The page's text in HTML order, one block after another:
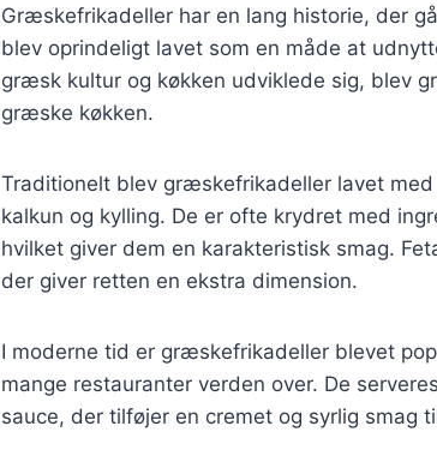
Græskefrikadeller har en lang historie, der
blev oprindeligt lavet som en måde at
græsk kultur og køkken udviklede sig, blev
græske køkken.
Traditionelt blev græskefrikadeller lavet
kalkun og kylling. De er ofte krydret med
hvilket giver dem en karakteristisk smag.
der giver retten en ekstra dimension.
I moderne tid er græskefrikadeller blevet
mange restauranter verden over. De
sauce, der tilføjer en cremet og syrlig smag